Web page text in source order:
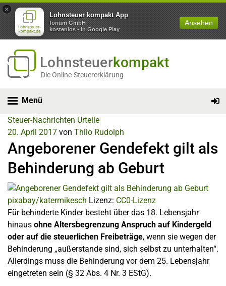
×
Lohnsteuer kompakt App
forium GmbH
kostenlos - In Google Play
Ansehen
Lohnsteuerkompakt
Die Online-Steuererklärung
Menü
Steuer-Nachrichten Urteile
20. April 2017 von Thilo Rudolph
Angeborener Gendefekt gilt als
Behinderung ab Geburt
pixabay/katermikesch Lizenz: CC0-Lizenz
Für behinderte Kinder besteht über das 18. Lebensjahr
hinaus ohne Altersbegrenzung Anspruch auf Kindergeld
oder auf die steuerlichen Freibeträge, wenn sie wegen der
Behinderung „außerstande sind, sich selbst zu unterhalten“.
Allerdings muss die Behinderung vor dem 25. Lebensjahr
eingetreten sein (§ 32 Abs. 4 Nr. 3 EStG).